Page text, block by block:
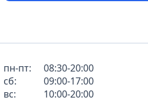
пн-пт:
08:30-20:00
сб:
09:00-17:00
вс:
10:00-20:00